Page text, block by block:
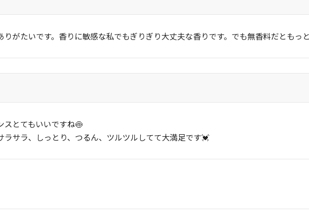
りがたいです。香りに敏感な私でもぎりぎり大丈夫な香りです。でも無香料だともっ
スとてもいいですね🍥
ラサラ、しっとり、つるん、ツルツルしてて大満足です💓